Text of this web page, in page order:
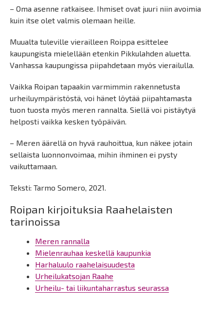
– Oma asenne ratkaisee. Ihmiset ovat juuri niin avoimia
kuin itse olet valmis olemaan heille.
Muualta tuleville vierailleen Roippa esittelee
kaupungista mielellään etenkin Pikkulahden aluetta.
Vanhassa kaupungissa piipahdetaan myös vierailulla.
Vaikka Roipan tapaakin varmimmin rakennetusta
urheiluympäristöstä, voi hänet löytää piipahtamasta
tuon tuosta myös meren rannalta. Siellä voi pistäytyä
helposti vaikka kesken työpäivän.
– Meren äärellä on hyvä rauhoittua, kun näkee jotain
sellaista luonnonvoimaa, mihin ihminen ei pysty
vaikuttamaan.
Teksti: Tarmo Somero, 2021.
Roipan kirjoituksia Raahelaisten
tarinoissa
Meren rannalla
Mielenrauhaa keskellä kaupunkia
Harhaluulo raahelaisuudesta
Urheilukatsojan Raahe
Urheilu- tai liikuntaharrastus seurassa